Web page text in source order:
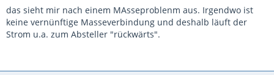
das sieht mir nach einem MAsseproblenm aus. Irgendwo ist
keine vernünftige Masseverbindung und deshalb läuft der
Strom u.a. zum Absteller "rückwärts".